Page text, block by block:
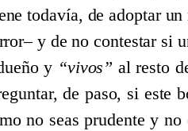
todavía, de adoptar
y de no contestar si
y “vivos” al resto
de paso, si
no seas prudente y